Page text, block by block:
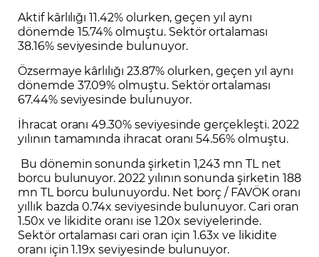
Aktif kârlılığı 11.42% olurken, geçen yıl aynı
dönemde 15.74% olmuştu. Sektör ortalaması
38.16% seviyesinde bulunuyor.
Özsermaye kârlılığı 23.87% olurken, geçen yıl aynı
dönemde 37.09% olmuştu. Sektör ortalaması
67.44% seviyesinde bulunuyor.
İhracat oranı 49.30% seviyesinde gerçekleşti. 2022
yılının tamamında ihracat oranı 54.56% olmuştu.
Bu dönemin sonunda şirketin 1,243 mn TL net
borcu bulunuyor. 2022 yılının sonunda şirketin 188
mn TL borcu bulunuyordu. Net borç / FAVÖK oranı
yıllık bazda 0.74x seviyesinde bulunuyor. Cari oran
1.50x ve likidite oranı ise 1.20x seviyelerinde.
Sektör ortalaması cari oran için 1.63x ve likidite
oranı için 1.19x seviyesinde bulunuyor.